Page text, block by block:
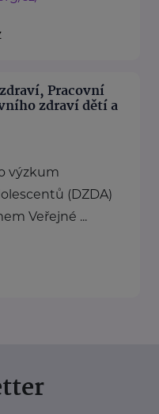
Pracovní
zdraví dětí a
výzkum
(DZDA)
Veřejné ...